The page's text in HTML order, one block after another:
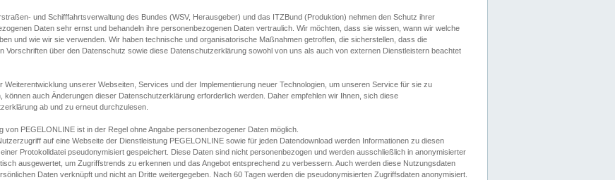
und Schifffahrtsverwaltung des Bundes (WSV, Herausgeber) und das ITZBund (Produktion) nehmen den Schutz ihrer
Daten sehr ernst und behandeln ihre personenbezogenen Daten vertraulich. Wir möchten, dass sie wissen, wann wir welche
und wie wir sie verwenden. Wir haben technische und organisatorische Maßnahmen getroffen, die sicherstellen, dass die
Vorschriften über den Datenschutz sowie diese Datenschutzerklärung sowohl von uns als auch von externen Dienstleistern beachtet
Weiterentwicklung unserer Webseiten, Services und der Implementierung neuer Technologien, um unseren Service für sie zu
können auch Änderungen dieser Datenschutzerklärung erforderlich werden. Daher empfehlen wir Ihnen, sich diese
ab und zu erneut durchzulesen.
von PEGELONLINE ist in der Regel ohne Angabe personenbezogener Daten möglich.
auf eine Webseite der Dienstleistung PEGELONLINE sowie für jeden Datendownload werden Informationen zu diesen
Protokolldatei pseudonymisiert gespeichert. Diese Daten sind nicht personenbezogen und werden ausschließlich in anonymisierter
ausgewertet, um Zugriffstrends zu erkennen und das Angebot entsprechend zu verbessern. Auch werden diese Nutzungsdaten
Daten verknüpft und nicht an Dritte weitergegeben. Nach 60 Tagen werden die pseudonymisierten Zugriffsdaten anonymisiert.